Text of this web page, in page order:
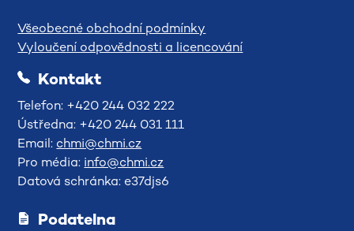
Všeobecné obchodní podmínky
Vyloučení odpovědnosti a licencování
Kontakt
Telefon: +420 244 032 222
Ústředna: +420 244 031 111
Email: chmi@chmi.cz
Pro média: info@chmi.cz
Datová schránka: e37djs6
Podatelna